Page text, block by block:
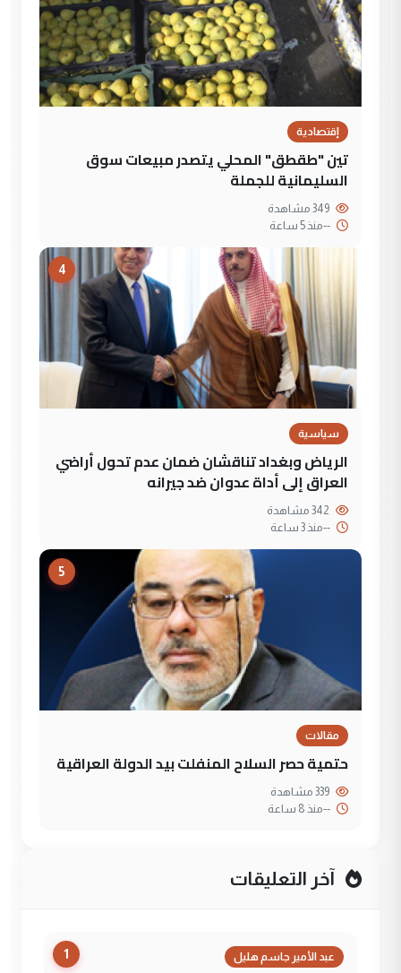
إقتصادية
تين "طقطق" المحلي يتصدر مبيعات سوق
السليمانية للجملة
--منذ 5 ساعة
4
سياسية
الرياض وبغداد تناقشان ضمان عدم تحول أراضي
العراق إلى أداة عدوان ضد جيرانه
--منذ 3 ساعة
5
مقالات
حتمية حصر السلاح المنفلت بيد الدولة العراقية
--منذ 8 ساعة
آخر التعليقات
1 عبد الأمير جاسم هليل